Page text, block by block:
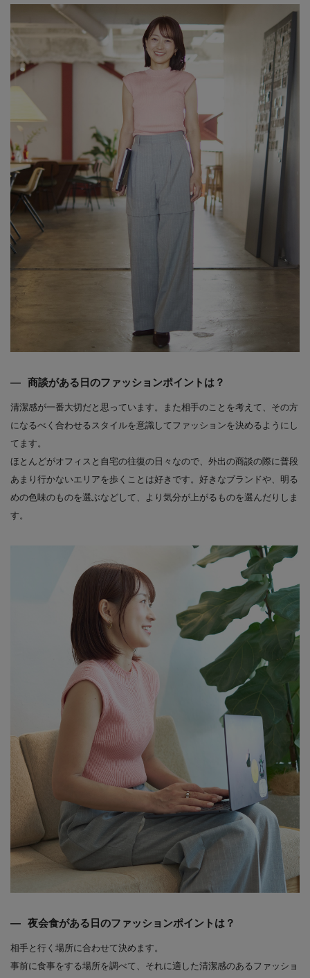
商談がある日のファッションポイントは？
清潔感が一番大切だと思っています。また相手のことを考えて、その方
になるべく合わせるスタイルを意識してファッションを決めるようにし
てます。
ほとんどがオフィスと自宅の往復の日々なので、外出の商談の際に普段
あまり行かないエリアを歩くことは好きです。好きなブランドや、明る
めの色味のものを選ぶなどして、より気分が上がるものを選んだりしま
す。
夜会食がある日のファッションポイントは？
相手と行く場所に合わせて決めます。
事前に食事をする場所を調べて、それに適した清潔感のあるファッショ